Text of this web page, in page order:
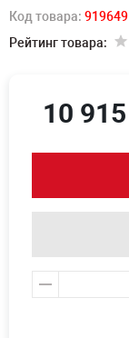
Код товара: 919649
Рейтинг товара:
10 915